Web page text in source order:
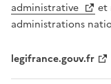
administrative
et
administrations
legifrance.gouv.fr